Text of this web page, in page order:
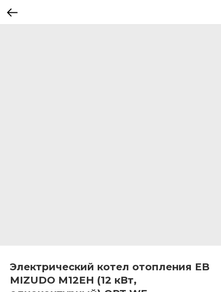
Электрический котел отопления EB
MIZUDO M12EH (12 кВт,